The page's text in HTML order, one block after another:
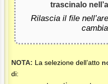
trascinalo
Rilascia il file
NOTA: La selezione dell’atto
di: